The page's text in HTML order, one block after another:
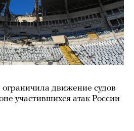
движение судов
участившихся атак России